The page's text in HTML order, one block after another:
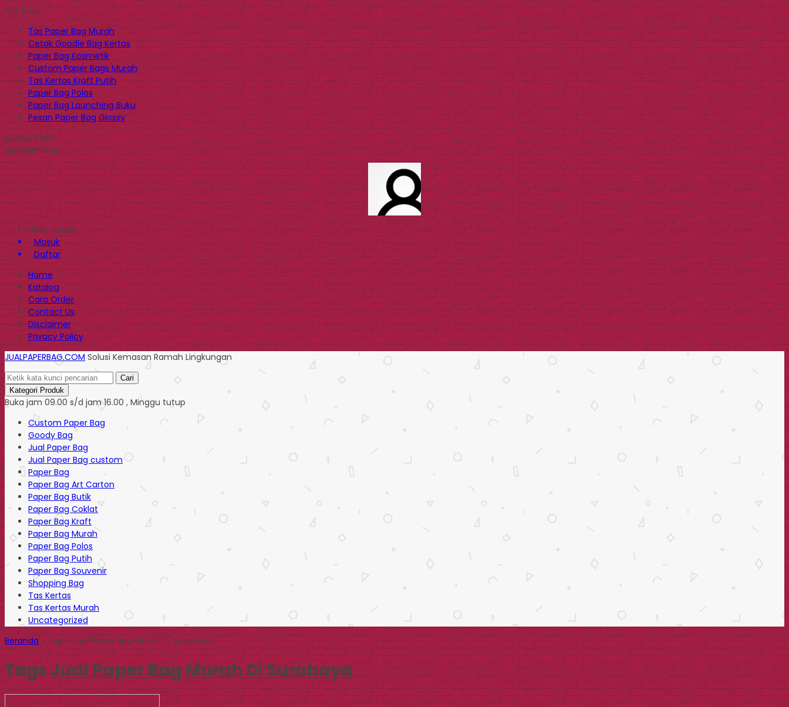
Hot Item
Tas Paper Bag Murah
Cetak Goodie Bag Kertas
Paper Bag Kosmetik
Custom Paper Bags Murah
Tas Kertas Kraft Putih
Paper Bag Polos
Paper Bag Launching Buku
Pesan Paper Bag Glossy
Kontak Kami
Member Area
Halo, Guest!
Masuk
Daftar
Home
Katalog
Cara Order
Contact Us
Disclaimer
Privacy Policy
JUALPAPERBAG.COM Solusi Kemasan Ramah Lingkungan
Cari
Kategori Produk
Buka jam 09.00 s/d jam 16.00 , Minggu tutup
Custom Paper Bag
Goody Bag
Jual Paper Bag
Jual Paper Bag custom
Paper Bag
Paper Bag Art Carton
Paper Bag Butik
Paper Bag Coklat
Paper Bag Kraft
Paper Bag Murah
Paper Bag Polos
Paper Bag Putih
Paper Bag Souvenir
Shopping Bag
Tas Kertas
Tas Kertas Murah
Uncategorized
Beranda»Tags "Jual Paper Bag Murah Di Surabaya"
TagsJual Paper Bag Murah Di Surabaya